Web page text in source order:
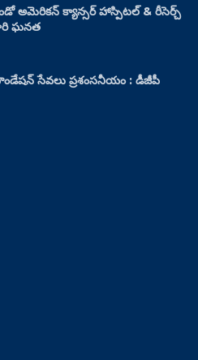
అమెరికన్ క్యాన్సర్ హాస్పిటల్ & రీసెర్చ్
ఘనత
సేవలు ప్రశంసనీయం : డీజీపీ